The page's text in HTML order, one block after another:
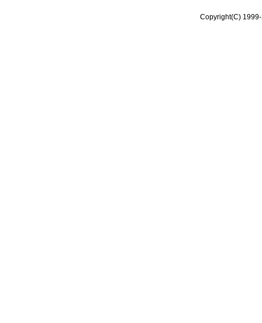
Copyright(C)